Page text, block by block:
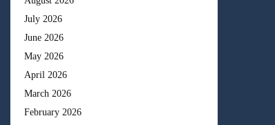
July 2026
June 2026
May 2026
April 2026
March 2026
February 2026